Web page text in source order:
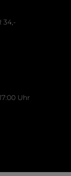
34,-
Uhr